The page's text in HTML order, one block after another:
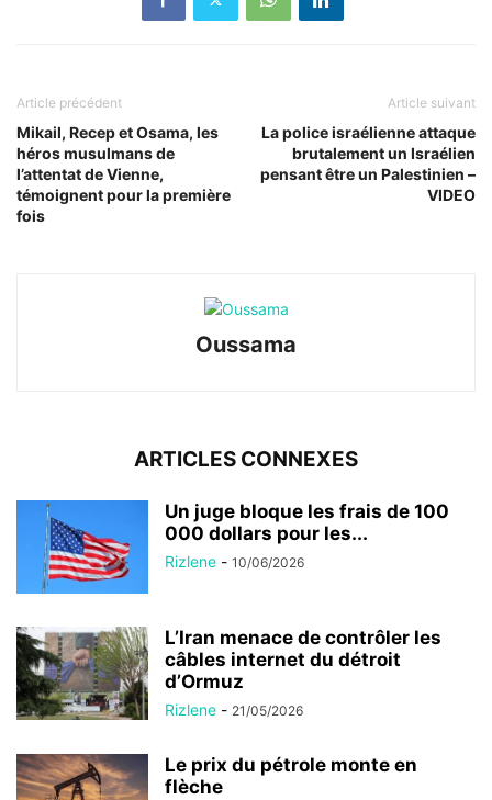
Article précédent
Mikail, Recep et Osama, les
héros musulmans de
l’attentat de Vienne,
témoignent pour la première
fois
Article suivant
La police israélienne attaque
brutalement un Israélien
pensant être un Palestinien –
VIDEO
Oussama
ARTICLES CONNEXES
Un juge bloque les frais de 100
000 dollars pour les...
Rizlene - 10/06/2026
L’Iran menace de contrôler les
câbles internet du détroit
d’Ormuz
Rizlene - 21/05/2026
Le prix du pétrole monte en
flèche